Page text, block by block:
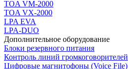
TOA VM-2000
TOA VX-2000
LPA EVA
LPA-DUO
Дополнительное оборудование
Блоки резервного питания
Контроль линий громкоговорителей
Цифровые магнитофоны (Voice File)